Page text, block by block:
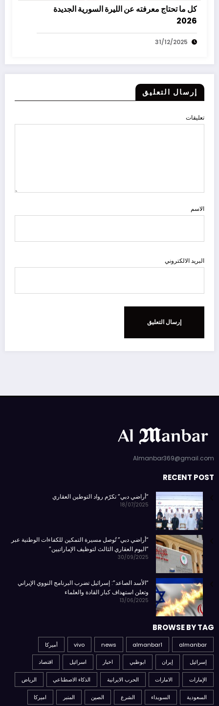
كل ما تحتاج معرفته عن الليرة السورية الجديدة
2026
31/12/2025
إرسال التعليق
تعليقات
الاسم
البريد الالكتروني
Almanbar369@gmail.com
RECENT POST
“أراضي دبي” تكرّم رواد التوطين العقاري
18/07/2025
“أراضي دبي” تُوصل مسيرة التمكين للكفاءات الوطنية عبر
“اليوم العقاري الثالث لتوظيف الإماراتيين”
30/09/2025
“الأسد الصاعد”: إسرائيل تضرب البرنامج النووي الإيراني
وتعلن استهداف كبار القادة والعلماء
13/06/2025
BROWSE BY TAG
almanbar
almanbar1
news
vivo أميركا
إسرائيل إيران ابوظبي اخبار اسرائيل اقتصاد
الإمارات الامارات الحرب الايرانية الذكاء الاصطناعي الرياض
السعودية السويداء الشرع الصين المنبر اميركا